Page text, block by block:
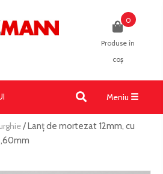
0
Produse în
coș
Meniu Toggle
/ Lanț de mortezat 12mm, cu